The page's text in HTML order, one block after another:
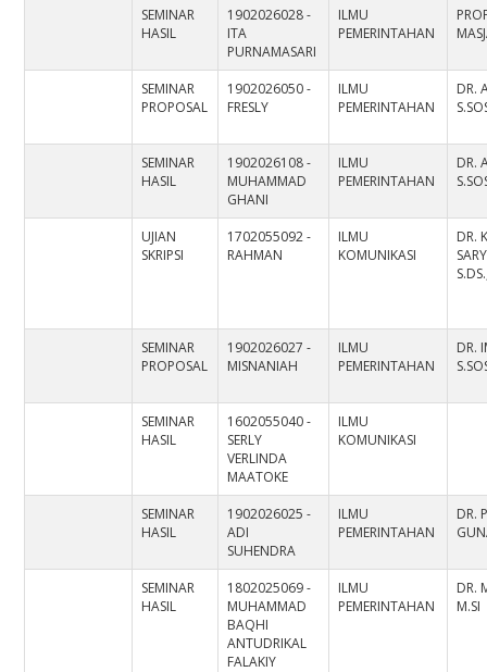
SEMINAR
HASIL
1902026028 -
ITA
PURNAMASARI
ILMU
PEMERINTAHAN
SEMINAR
PROPOSAL
1902026050 -
FRESLY
ILMU
PEMERINTAHAN
DR.
SEMINAR
HASIL
1902026108 -
MUHAMMAD
GHANI
ILMU
PEMERINTAHAN
DR.
UJIAN
SKRIPSI
1702055092 -
RAHMAN
ILMU
KOMUNIKASI
DR.
SEMINAR
PROPOSAL
1902026027 -
MISNANIAH
ILMU
PEMERINTAHAN
DR.
SEMINAR
HASIL
1602055040 -
SERLY
VERLINDA
MAATOKE
ILMU
KOMUNIKASI
SEMINAR
HASIL
1902026025 -
ADI
SUHENDRA
ILMU
PEMERINTAHAN
DR.
SEMINAR
HASIL
1802025069 -
MUHAMMAD
BAQHI
ANTUDRIKAL
FALAKIY
ILMU
PEMERINTAHAN
DR.
M.SI